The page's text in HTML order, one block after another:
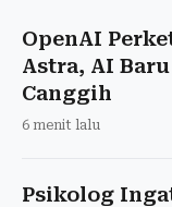
OpenAI
Astra, AI
Canggih
6 menit lalu
Psikolog